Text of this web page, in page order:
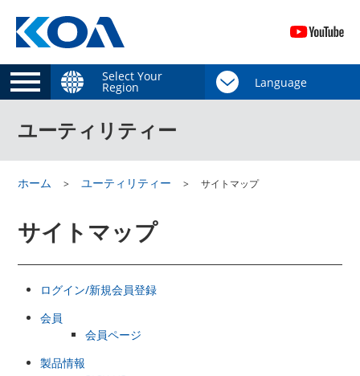
Select Your
Region
ユーティリティー
ホーム ユーティリティー サイトマップ
サイトマップ
ログイン/新規会員登録
会員
会員ページ
製品情報